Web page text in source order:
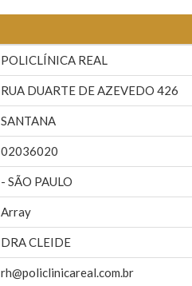
POLICLÍNICA REAL
RUA DUARTE DE AZEVEDO 426
SANTANA
02036020
- SÃO PAULO
Array
DRA CLEIDE
rh@policlinicareal.com.br